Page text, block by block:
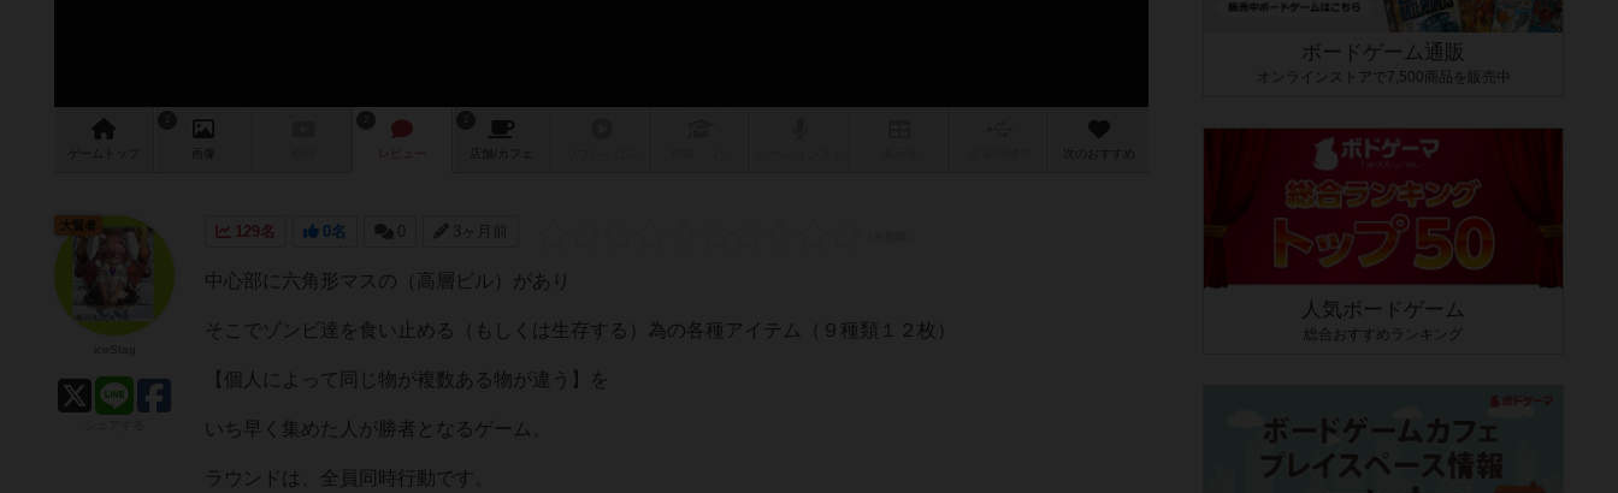
ゲーム 画像 レビュー 店舗/ カフェ 次のおすすめ
129名 0名 0 3ヶ月前
中心部に六角形マスの（高層ビル）があり
そこでゾンビ達を食い止める（もしくは生存する）為の各種アイテム（９種類１２枚）
【個人によって同じ物が複数ある物が違う】を
いち早く集めた人が勝者となるゲーム。
ラウンドは、全員同時行動です。
大賢者
ボードゲーム通販
オンラインストアで7,500商品を販売中
人気ボードゲーム
総合おすすめランキング